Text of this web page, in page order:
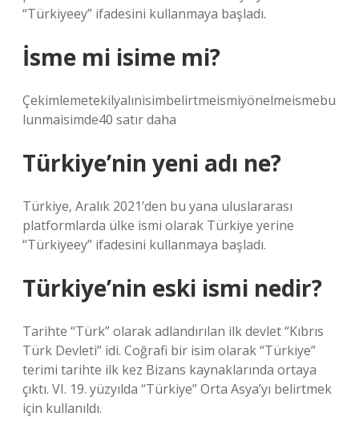
“Türkiyeey” ifadesini kullanmaya başladı.
İsme mi isime mi?
Çekimlemetekilyalınisimbelirtmeismiyönelmeismebu
lunmaisimde40 satır daha
Türkiye’nin yeni adı ne?
Türkiye, Aralık 2021’den bu yana uluslararası
platformlarda ülke ismi olarak Türkiye yerine
“Türkiyeey” ifadesini kullanmaya başladı.
Türkiye’nin eski ismi nedir?
Tarihte “Türk” olarak adlandırılan ilk devlet “Kıbrıs
Türk Devleti” idi. Coğrafi bir isim olarak “Türkiye”
terimi tarihte ilk kez Bizans kaynaklarında ortaya
çıktı. VI. 19. yüzyılda “Türkiye” Orta Asya’yı belirtmek
için kullanıldı.